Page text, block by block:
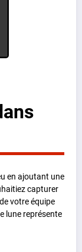
en ajoutant une
capturer
votre équipe
lune représente